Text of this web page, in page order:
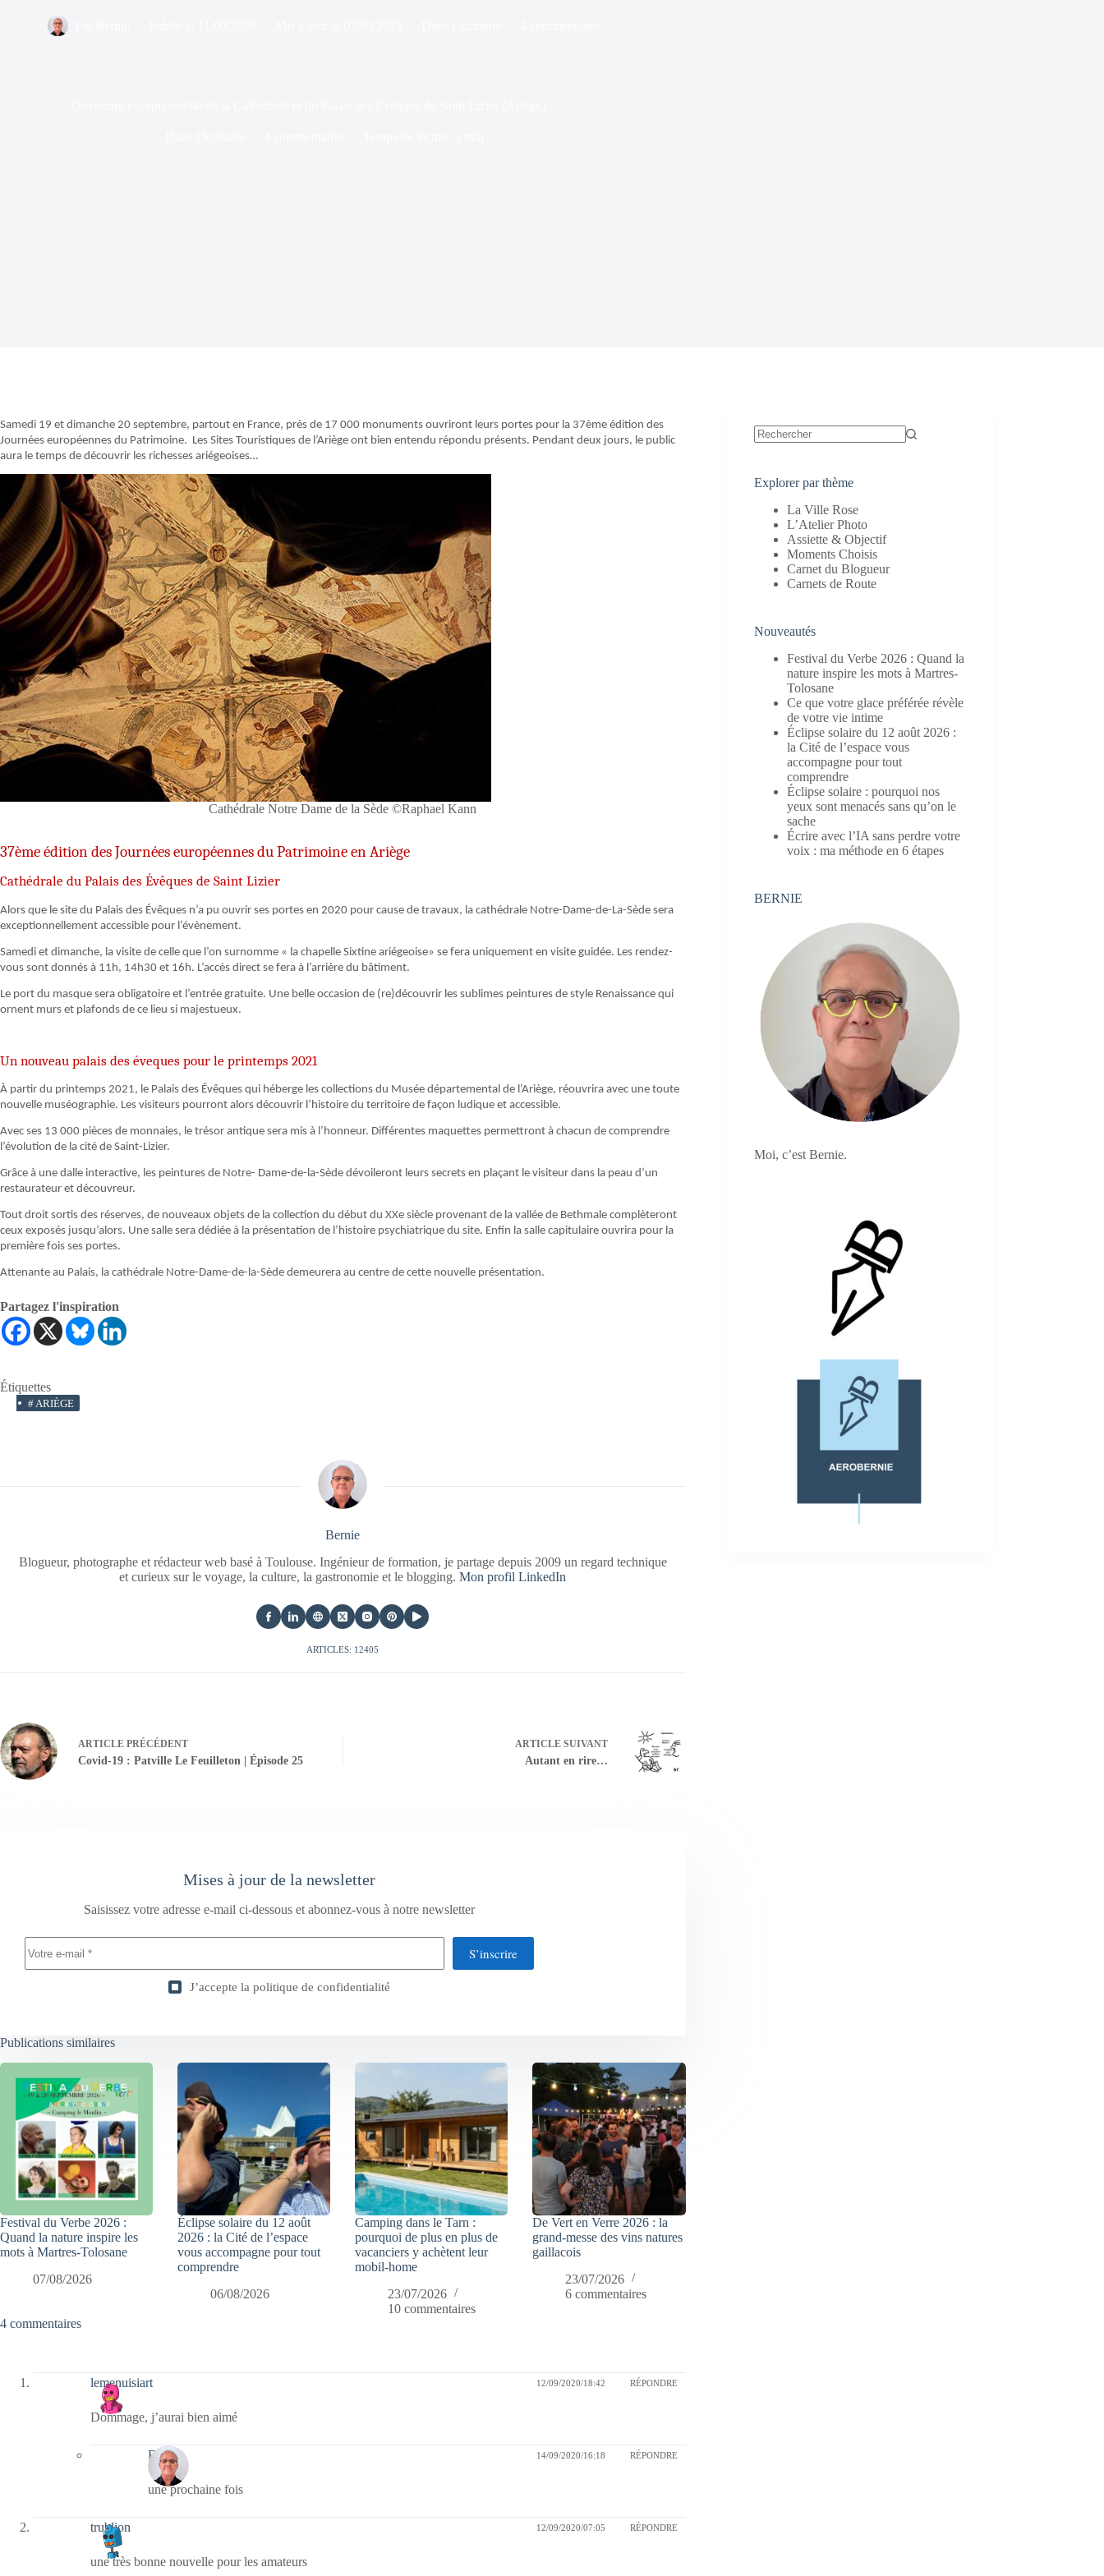
Samedi 19 et dimanche 20 septembre, partout en France, près de 17 000 monuments ouvriront leurs portes pour la 37ème édition des
Journées européennes du Patrimoine. Les Sites Touristiques de l’Ariège ont bien entendu répondu présents. Pendant deux jours, le public
aura le temps de découvrir les richesses ariégeoises…
Cathédrale Notre Dame de la Sède ©Raphael Kann
37ème édition des Journées européennes du Patrimoine en Ariège
Cathédrale du Palais des Évêques de Saint Lizier
Alors que le site du Palais des Évêques n’a pu ouvrir ses portes en 2020 pour cause de travaux, la cathédrale Notre-Dame-de-La-Sède sera
exceptionnellement accessible pour l’évènement.
Samedi et dimanche, la visite de celle que l’on surnomme « la chapelle Sixtine ariégeoise» se fera uniquement en visite guidée. Les rendez-
vous sont donnés à 11h, 14h30 et 16h. L’accès direct se fera à l’arrière du bâtiment.
Le port du masque sera obligatoire et l’entrée gratuite. Une belle occasion de (re)découvrir les sublimes peintures de style Renaissance qui
ornent murs et plafonds de ce lieu si majestueux.
Un nouveau palais des éveques pour le printemps 2021
À partir du printemps 2021, le Palais des Évêques qui héberge les collections du Musée départemental de l’Ariège, réouvrira avec une toute
nouvelle muséographie. Les visiteurs pourront alors découvrir l’histoire du territoire de façon ludique et accessible.
Avec ses 13 000 pièces de monnaies, le trésor antique sera mis à l’honneur. Différentes maquettes permettront à chacun de comprendre
l’évolution de la cité de Saint-Lizier.
Grâce à une dalle interactive, les peintures de Notre- Dame-de-la-Sède dévoileront leurs secrets en plaçant le visiteur dans la peau d’un
restaurateur et découvreur.
Tout droit sortis des réserves, de nouveaux objets de la collection du début du XXe siècle provenant de la vallée de Bethmale complèteront
ceux exposés jusqu’alors. Une salle sera dédiée à la présentation de l’histoire psychiatrique du site. Enfin la salle capitulaire ouvrira pour la
première fois ses portes.
Attenante au Palais, la cathédrale Notre-Dame-de-la-Sède demeurera au centre de cette nouvelle présentation.
Partagez l'inspiration
Étiquettes
#ARIÈGE
Bernie
Blogueur, photographe et rédacteur web basé à Toulouse. Ingénieur de formation, je partage depuis 2009 un regard technique
et curieux sur le voyage, la culture, la gastronomie et le blogging.Mon profil LinkedIn
ARTICLES: 12405
ARTICLE PRÉCÉDENT
Covid-19 : Patville Le Feuilleton | Épisode 25
ARTICLESUIVANT
Autant en rire…
Mises à jour de la newsletter
Saisissez votre adresse e-mail ci-dessous et abonnez-vous à notre newsletter
S’inscrire
J’accepte la politique de confidentialité
Publications similaires
Festival du Verbe 2026 :
Quand la nature inspire les
mots à Martres-Tolosane
07/08/2026
Éclipse solaire du 12 août
2026 : la Cité de l’espace
vous accompagne pour tout
comprendre
06/08/2026
Camping dans le Tarn :
pourquoi de plus en plus de
vacanciers y achètent leur
mobil-home
23/07/2026
10 commentaires
De Vert en Verre 2026 : la
grand-messe des vins natures
gaillacois
23/07/2026
6 commentaires
4 commentaires
lemenuisiart 12/09/2020/18:42 RÉPONDRE
Dommage, j’aurai bien aimé
Bernie 14/09/2020/16:18 RÉPONDRE
une prochaine fois
trublion 12/09/2020/07:05 RÉPONDRE
une très bonne nouvelle pour les amateurs
Explorer par thème
La Ville Rose
L’Atelier Photo
Assiette & Objectif
Moments Choisis
Carnet du Blogueur
Carnets de Route
Nouveautés
Festival du Verbe 2026 : Quand la
nature inspire les mots à Martres-
Tolosane
Ce que votre glace préférée révèle
de votre vie intime
Éclipse solaire du 12 août 2026 :
la Cité de l’espace vous
accompagne pour tout
comprendre
Éclipse solaire : pourquoi nos
yeux sont menacés sans qu’on le
sache
Écrire avec l’IA sans perdre votre
voix : ma méthode en 6 étapes
BERNIE
Moi, c’est Bernie.